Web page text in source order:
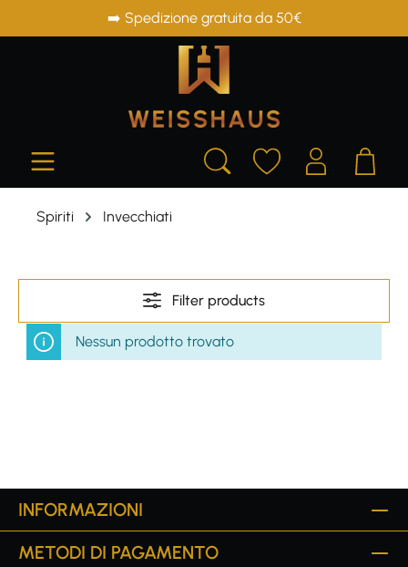
➡️ Spedizione gratuita da 50€
Spiriti Invecchiati
Filter products
Nessun prodotto trovato
INFORMAZIONI
METODI DI PAGAMENTO